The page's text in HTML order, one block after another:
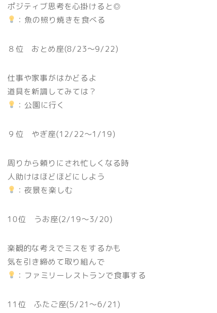
ポジティブ思考を心掛けると◎
：魚の照り焼きを食べる
８位 おとめ座(8/23〜9/22)
仕事や家事がはかどるよ
道具を新調してみては？
：公園に行く
９位 やぎ座(12/22〜1/19)
周りから頼りにされ忙しくなる時
人助けはほどほどにしよう
：夜景を楽しむ
10位 うお座(2/19〜3/20)
楽観的な考えでミスをするかも
気を引き締めて取り組んで
：ファミリーレストランで食事する
11位 ふたご座(5/21〜6/21)